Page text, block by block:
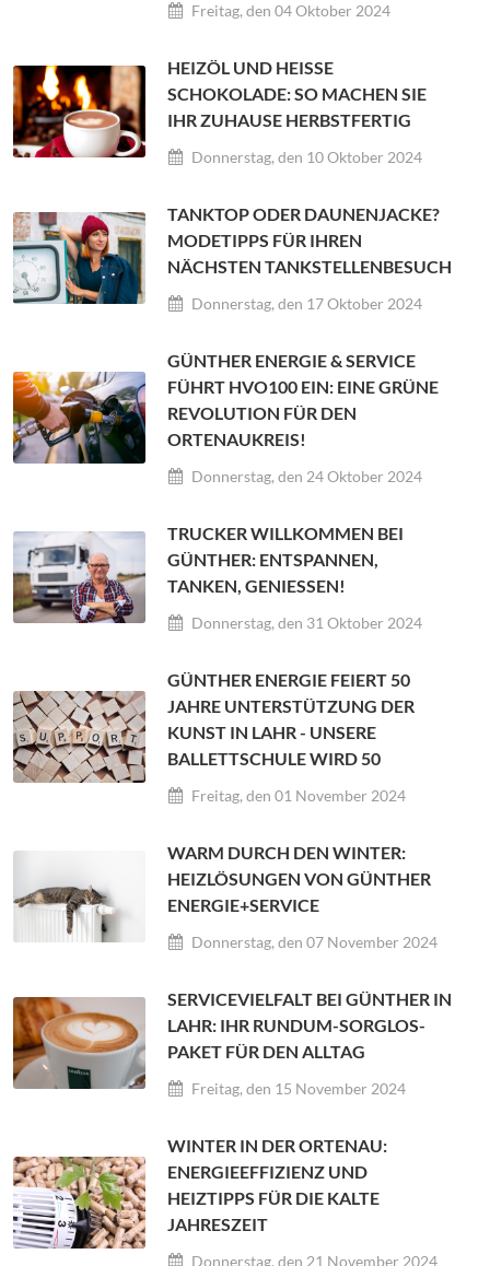
Freitag, den 04 Oktober 2024
HEIZÖL UND HEISSE S
CHOKOLADE: SO MACHEN SIE I
HR ZUHAUSE HERBSTFERTIG
Donnerstag, den 10 Oktober 2024
TANKTOP ODER DAUNENJACKE?
MODETIPPS FÜR IHREN
NÄCHSTEN TANKSTELLENBESUCH
Donnerstag, den 17 Oktober 2024
GÜNTHER ENERGIE & SERVICE
FÜHRT HVO100 EIN: EINE GRÜNE
REVOLUTION FÜR DEN
ORTENAUKREIS!
Donnerstag, den 24 Oktober 2024
TRUCKER WILLKOMMEN BEI
GÜNTHER: ENTSPANNEN,
TANKEN, GENIESSEN!
Donnerstag, den 31 Oktober 2024
GÜNTHER ENERGIE FEIERT 50
JAHRE UNTERSTÜTZUNG DER
KUNST IN LAHR - UNSERE
BALLETTSCHULE WIRD 50
Freitag, den 01 November 2024
WARM DURCH DEN WINTER:
HEIZLÖSUNGEN VON GÜNTHER
ENERGIE+SERVICE
Donnerstag, den 07 November 2024
SERVICEVIELFALT BEI GÜNTHER IN
LAHR: IHR RUNDUM-SORGLOS-
PAKET FÜR DEN ALLTAG
Freitag, den 15 November 2024
WINTER IN DER ORTENAU:
ENERGIEEFFIZIENZ UND
HEIZTIPPS FÜR DIE KALTE
JAHRESZEIT
Donnerstag, den 21 November 2024